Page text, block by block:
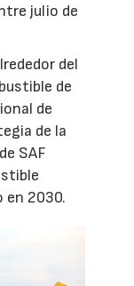
julio de
del
de
de
de la
SAF
en 2030.